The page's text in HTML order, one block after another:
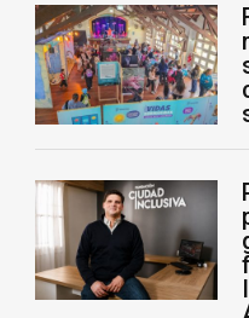
Prácticas
profesionalizantes
Puerto Caleta Paula
7 de agosto de 2026